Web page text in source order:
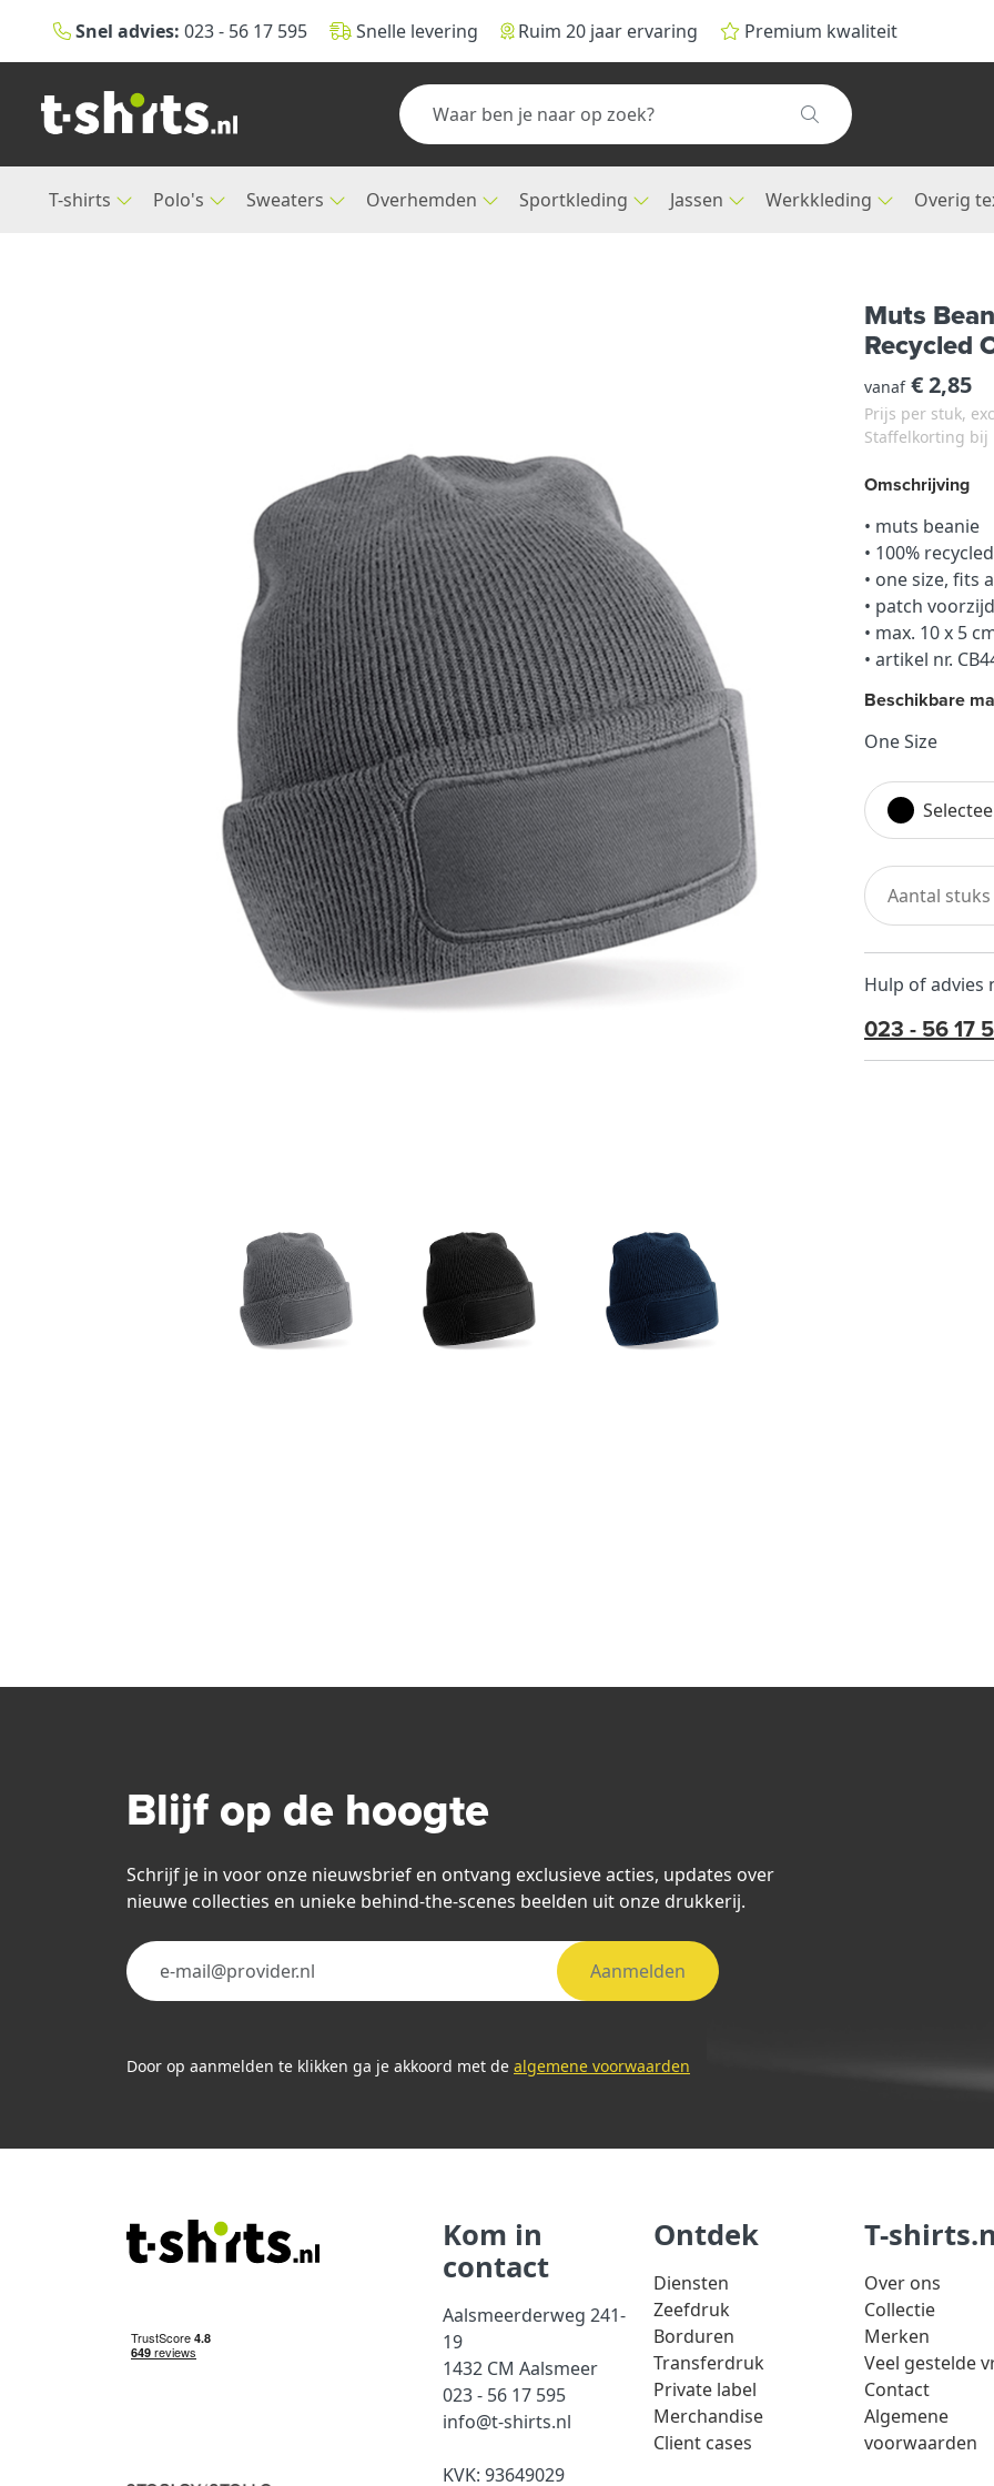
Snel advies: 023 - 56 17 595 Snelle levering Ruim 20 jaar ervaring Premium kwaliteit
T-shirts Polo's Sweaters Overhemden Sportkleding Jassen Werkkleding Overig
Muts
Recycled
vanaf€ 2,85
Prijs per stuk,
Staffelkorting bij
Omschrijving
• muts beanie
• 100%
• one size, fits
• patch
• max. 10 x 5
• artikel nr.
Beschikbare
One Size
Hulp of advies
023 - 56 17
Blijf op de hoogte
Schrijf je in voor onze nieuwsbrief en ontvang exclusieve acties, updates over
nieuwe collecties en unieke behind-the-scenes beelden uit onze drukkerij.
Aanmelden
Door op aanmelden te klikken ga je akkoord met de algemene voorwaarden
Kom in
contact
Aalsmeerderweg 241-
19
1432 CM Aalsmeer
023 - 56 17 595
info@t-shirts.nl
KVK: 93649029
Ontdek
Diensten
Zeefdruk
Borduren
Transferdruk
Private label
Merchandise
Client cases
T-
Over ons
Collectie
Merken
Veel gestelde
Contact
Algemene
voorwaarden